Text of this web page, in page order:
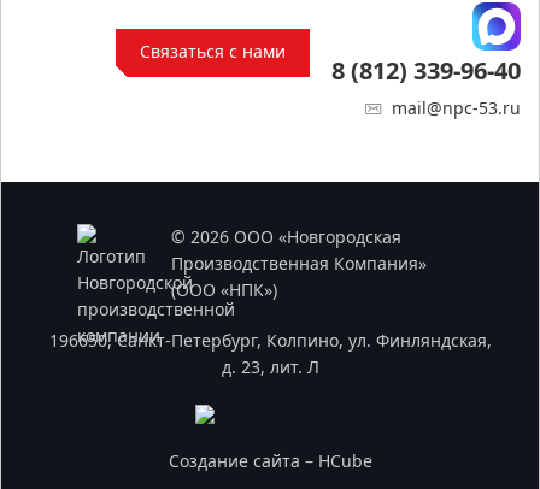
Связаться с нами
8 (812) 339-96-40
mail@npc-53.ru
© 2026 ООО «Новгородская
Производственная Компания»
(ООО «НПК»)
196650, Санкт-Петербург, Колпино, ул. Финляндская,
д. 23, лит. Л
Создание сайта – HCube